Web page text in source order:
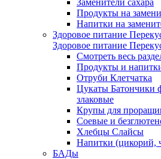
Заменители сахара
Продукты на
Напитки на
Здоровое питание
Здоровое питание
Смотреть весь
Продукты и
Отруби Клетчатка
Цукаты Батончики
злаковые
Крупы для
Соевые и
Хлебцы Слайсы
Напитки (цикорий,
БАДы